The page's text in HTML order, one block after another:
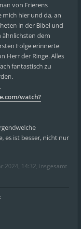
von Frierens
hier und da, an
in der Bibel und
ähnlichsten dem
Folge erinnerte
Herr der Ringe. Alles
fantastisch zu
watch?
es ist besser, nicht nur
2024, 14:32, insgesamt